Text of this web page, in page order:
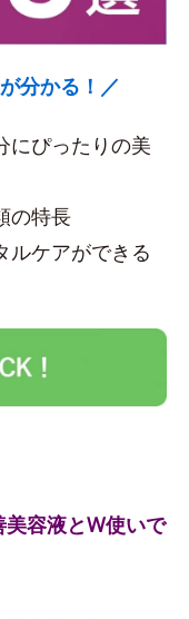
分かる！／
にぴったりの美
の特長
ルケアができる
容液とW使いで